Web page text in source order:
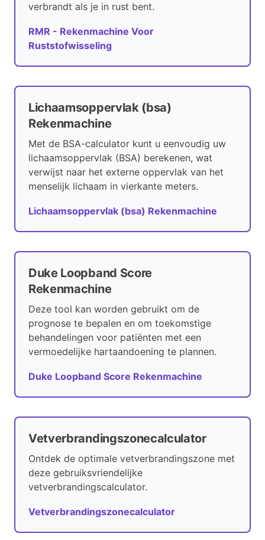
verbrandt als je in rust bent.
RMR - Rekenmachine Voor
Ruststofwisseling
Lichaamsoppervlak (bsa)
Rekenmachine
Met de BSA-calculator kunt u eenvoudig uw
lichaamsoppervlak (BSA) berekenen, wat
verwijst naar het externe oppervlak van het
menselijk lichaam in vierkante meters.
Lichaamsoppervlak (bsa) Rekenmachine
Duke Loopband Score
Rekenmachine
Deze tool kan worden gebruikt om de
prognose te bepalen en om toekomstige
behandelingen voor patiënten met een
vermoedelijke hartaandoening te plannen.
Duke Loopband Score Rekenmachine
Vetverbrandingszonecalculator
Ontdek de optimale vetverbrandingszone met
deze gebruiksvriendelijke
vetverbrandingscalculator.
Vetverbrandingszonecalculator